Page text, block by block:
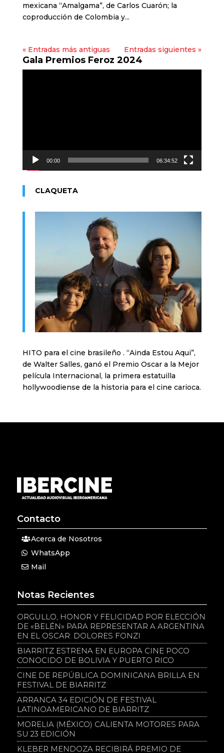
mexicana “Amalgama”, de Carlos Cuarón; la
coproducción de Colombia y...
« Entradas más antiguas Entradas siguientes »
Gala Premios Feroz 2024
00:00 06:34:52
CLAQUETA
HITO para el cine brasileño . “Ainda Estou Aqui”,
de Walter Salles, ganó el Premio Oscar a la Mejor
película Internacional, la primera estatuilla
hollywoodiense de la historia para el cine carioca.
Contacto
Acerca de Nosotros
WhatsApp
Mail
Notas Recientes
ORGULLO, HONOR Y FELICIDAD POR ELECCIÓN
DE «BELÉN» PARA REPRESENTAR A ARGENTINA
EN EL OSCAR: DOLORES FONZI
BIARRITZ ESTRENA EN EUROPA CINE POCO
CONOCIDO DE BOLIVIA Y PUERTO RICO
CINE DE REPÚBLICA DOMINICANA BRILLA EN
FESTIVAL DE BIARRITZ
ARRANCA 34 EDICIÓN DE FESTIVAL
LATINOAMERICANO DE BIARRITZ
MORELIA (MÉXICO) CALIENTA MOTORES PARA
SU 23 EDICIÓN
KLEBER MENDOZA RECIBIRÁ PREMIO DE